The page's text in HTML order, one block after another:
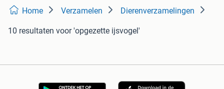
Home Verzamelen Dierenverzamelingen
10 resultaten voor 'opgezette ijsvogel'